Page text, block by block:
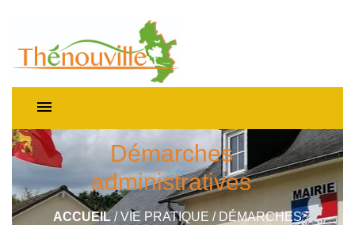
menu
Démarches
administratives
ACCUEIL/VIE PRATIQUE / DÉMARCHES